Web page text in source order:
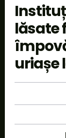
lăsate
uriașe